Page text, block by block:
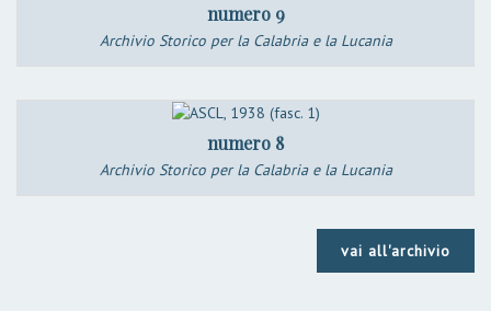
numero 9
Archivio Storico per la Calabria e la Lucania
numero 8
Archivio Storico per la Calabria e la Lucania
vai all'archivio